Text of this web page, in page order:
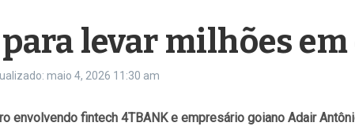
levar milhões
maio 4, 2026 11:30 am
envolvendo fintech 4TBANK e empresário goiano Adair